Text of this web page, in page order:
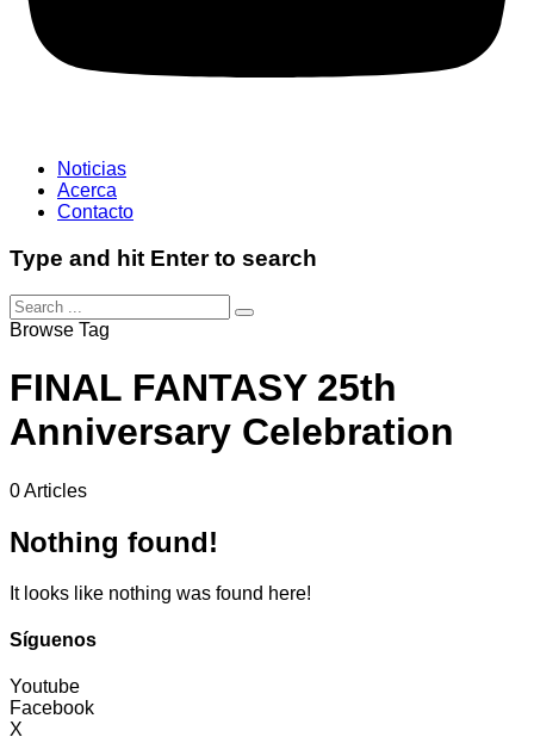
Noticias
Acerca
Contacto
Type and hit Enter to search
Browse Tag
FINAL FANTASY 25th
Anniversary Celebration
0 Articles
Nothing found!
It looks like nothing was found here!
Síguenos
Youtube
Facebook
X